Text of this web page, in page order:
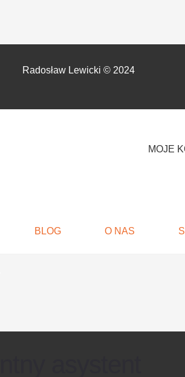
Radosław Lewicki © 2024
MOJE
O NAS
BLOG